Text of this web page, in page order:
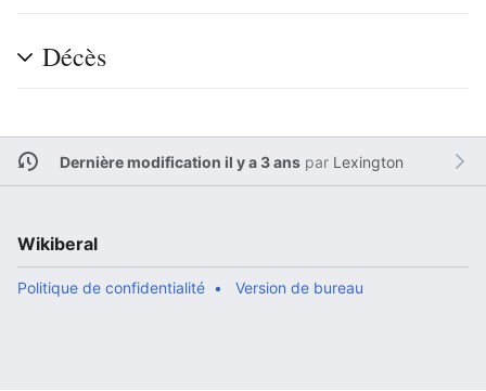
Décès
Dernière modification il y a 3 anspar Lexington
Wikiberal
Politique de confidentialité Version de bureau